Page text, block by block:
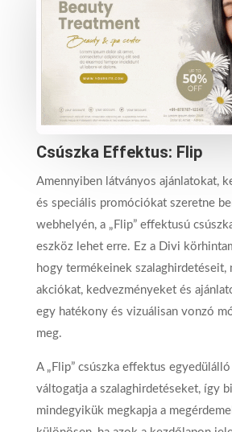
Csúszka Effektus: Flip
Amennyiben látványos ajánlatokat,
és speciális promóciókat szeretne
webhelyén, a „Flip” effektusú
eszköz lehet erre. Ez a Divi
hogy termékeinek szalaghirdetéseit,
akciókat, kedvezményeket és
egy hatékony és vizuálisan vonzó
meg.
A „Flip” csúszka effektus
váltogatja a szalaghirdetéseket, így
mindegyikük megkapja a